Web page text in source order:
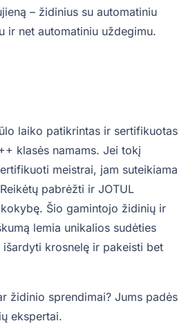
– židinius su automatiniu
ir net automatiniu uždegimu.
laiko patikrintas ir sertifikuotas
klasės namams. Jei tokį
meistrai, jam suteikiama
pabrėžti ir JOTUL
Šio gamintojo židinių ir
lemia unikalios sudėties
krosnelę ir pakeisti bet
židinio sprendimai? Jums padės
ekspertai.